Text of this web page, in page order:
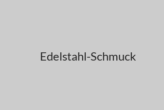
Edelstahl-Schmuck